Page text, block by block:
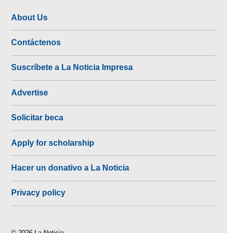
About Us
Contáctenos
Suscríbete a La Noticia Impresa
Advertise
Solicitar beca
Apply for scholarship
Hacer un donativo a La Noticia
Privacy policy